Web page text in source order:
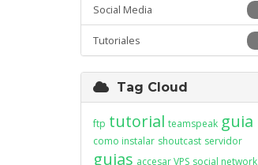
Social Media
Tutoriales
Tag Cloud
ftp tutorial teamspeak guia
como instalar shoutcast servidor
guias accesar VPS social network